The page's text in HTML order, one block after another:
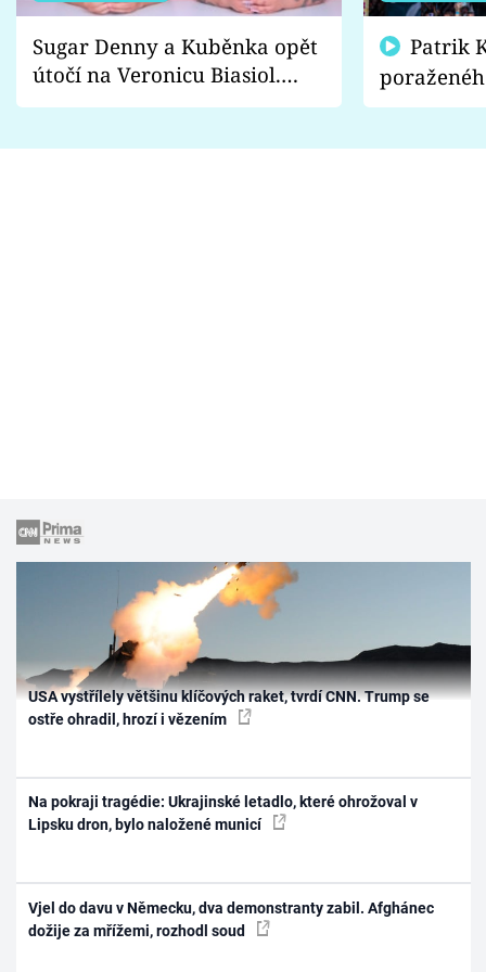
Sugar Denny a Kuběnka opět
útočí na Veronicu Biasiol.
Proč je podle nich falešná a
fanoušci
USA vystřílely většinu klíčových raket, tvrdí CNN. Trump se
ostře ohradil, hrozí i vězením
Na pokraji tragédie: Ukrajinské letadlo, které ohrožoval v
Lipsku dron, bylo naložené municí
Vjel do davu v Německu, dva demonstranty zabil. Afghánec
dožije za mřížemi, rozhodl soud